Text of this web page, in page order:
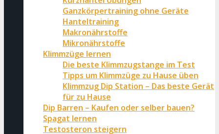
Ganzkörpertraining ohne Geräte
Hanteltraining
Makronährstoffe
Mikronährstoffe
Klimmzüge lernen
Die beste Klimmzugstange im Test
Tipps um Klimmzüge zu Hause üben
Klimmzug Dip Station – Das beste Gerät
für zu Hause
Dip Barren – Kaufen oder selber bauen?
Spagat lernen
Testosteron steigern